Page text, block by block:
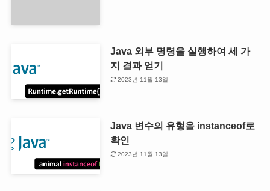
Java 외부 명령을 실행하여 세 가
지 결과 얻기
2023년 11월 13일
Java 변수의 유형을 instanceof로
확인
2023년 11월 13일